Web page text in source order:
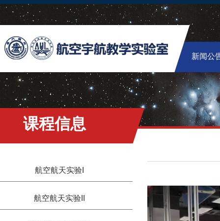
新闻公
课程信息
航空航天实验I
航空航天实验II